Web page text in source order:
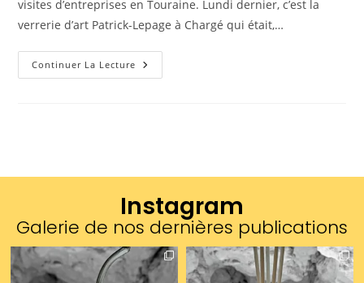
visites d’entreprises en Touraine. Lundi dernier, c’est la
verrerie d’art Patrick-Lepage à Chargé qui était,…
Continuer La Lecture
Instagram
Galerie de nos dernières publications